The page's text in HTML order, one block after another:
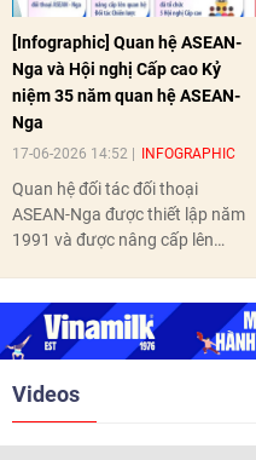
[Infographic] Quan hệ ASEAN-
Nga và Hội nghị Cấp cao Kỷ
niệm 35 năm quan hệ ASEAN-
Nga
17-06-2026 14:52 INFOGRAPHIC
Quan hệ đối tác đối thoại
ASEAN-Nga được thiết lập năm
1991 và được nâng cấp lên
nghị Cấp cao vào các năm 2005,
2010, 2016, 2018, 2021.
Videos